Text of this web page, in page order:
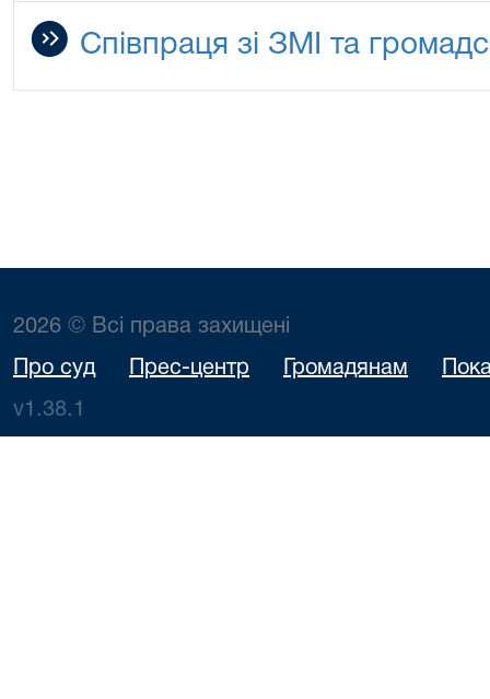
Співпраця зі ЗМІ та
2026 © Всі права захищені
Про суд Прес-центр Громадянам
v1.38.1